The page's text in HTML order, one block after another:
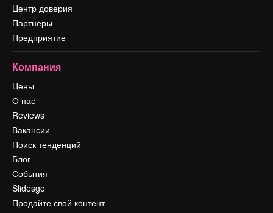
Центр доверия
Партнеры
Предприятие
Компания
Цены
О нас
Reviews
Вакансии
Поиск тенденций
Блог
События
Slidesgo
Продайте свой контент